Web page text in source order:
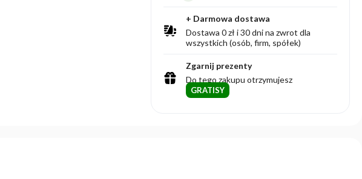
+ Darmowa dostawa
Dostawa 0 zł i 30 dni na zwrot dla
wszystkich (osób, firm, spółek)
Zgarnij prezenty
Do tego zakupu otrzymujesz
GRATISY